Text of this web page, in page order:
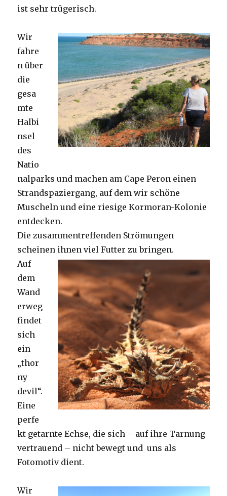
ist sehr trügerisch.
Wir
fahre
n über
die
gesa
mte
Halbi
nsel
des
Natio
nalparks und machen am Cape Peron einen
Strandspaziergang, auf dem wir schöne
Muscheln und eine riesige Kormoran-Kolonie
entdecken.
Die zusammentreffenden Strömungen
scheinen ihnen viel Futter zu bringen.
Auf
dem
Wand
erweg
findet
sich
ein
„thor
ny
devil“.
Eine
perfe
kt getarnte Echse, die sich – auf ihre Tarnung
vertrauend – nicht bewegt und uns als
Fotomotiv dient.
Wir